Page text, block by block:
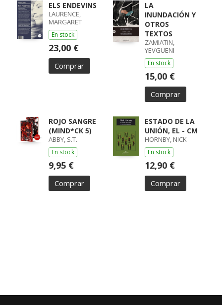
ELS ENDEVINS
LAURENCE,
MARGARET
En stock
23,00 €
Comprar
LA
INUNDACIÓN Y
OTROS
TEXTOS
ZAMIATIN,
YEVGUENI
En stock
15,00 €
Comprar
ROJO SANGRE
(MIND*CK 5)
ABBY, S.T.
En stock
9,95 €
Comprar
ESTADO DE LA
UNIÓN, EL - CM
HORNBY, NICK
En stock
12,90 €
Comprar